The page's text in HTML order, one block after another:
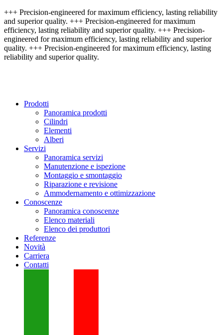
+++ Precision-engineered for maximum efficiency, lasting reliability
and superior quality. +++ Precision-engineered for maximum
efficiency, lasting reliability and superior quality. +++ Precision-
engineered for maximum efficiency, lasting reliability and superior
quality. +++ Precision-engineered for maximum efficiency, lasting
reliability and superior quality.
Prodotti
Panoramica prodotti
Cilindri
Elementi
Alberi
Servizi
Panoramica servizi
Manutenzione e ispezione
Montaggio e smontaggio
Riparazione e revisione
Ammodernamento e ottimizzazione
Conoscenze
Panoramica conoscenze
Elenco materiali
Elenco dei produttori
Referenze
Novità
Carriera
Contatti